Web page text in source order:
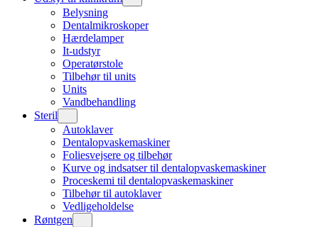
Belysning
Dentalmikroskoper
Hærdelamper
It-udstyr
Operatørstole
Tilbehør til units
Units
Vandbehandling
Steril
Autoklaver
Dentalopvaskemaskiner
Foliesvejsere og tilbehør
Kurve og indsatser til dentalopvaskemaskiner
Proceskemi til dentalopvaskemaskiner
Tilbehør til autoklaver
Vedligeholdelse
Røntgen